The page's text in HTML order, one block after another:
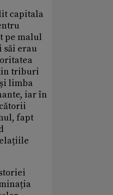
capitala
pe malul
săi erau
triburi
limba
iar în
fapt